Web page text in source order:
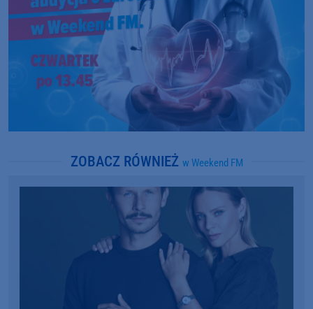
ZOBACZ RÓWNIEŻ w Weekend FM